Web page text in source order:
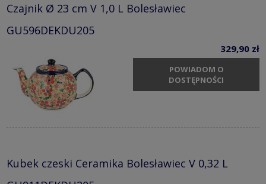
Czajnik Ø 23 cm V 1,0 L Bolesławiec
GU596DEKDU205
329,90 zł
POWIADOM O
DOSTĘPNOŚCI
Kubek czeski Ceramika Bolesławiec V 0,32 L